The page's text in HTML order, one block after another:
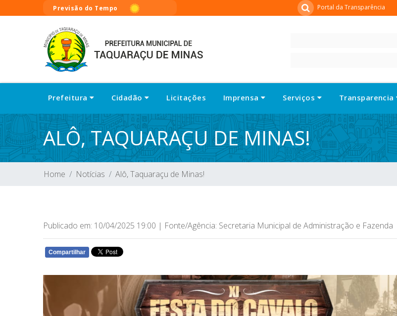
Previsão do Tempo Portal da Transparência
Prefeitura Cidadão Licitações Imprensa Serviços Transparencia
ALÔ, TAQUARAÇU DE MINAS!
Home Notícias Alô, Taquaraçu de Minas!
Publicado em: 10/04/2025 19:00 | Fonte/Agência: Secretaria Municipal de Administração e Fazenda
Compartilhar